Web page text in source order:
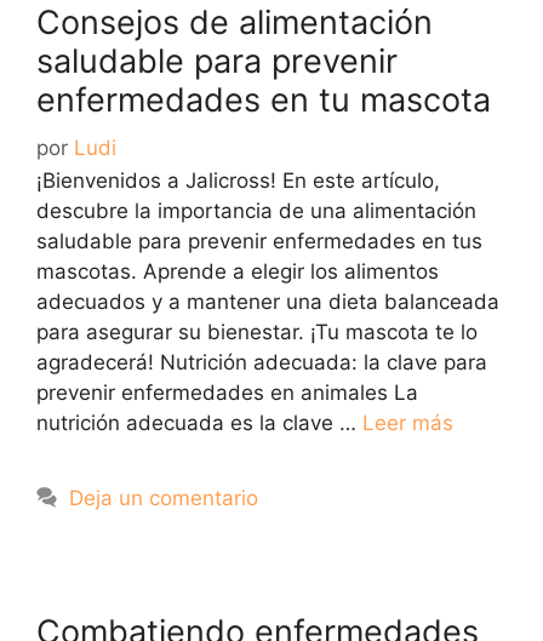
Consejos de alimentación
saludable para prevenir
enfermedades en tu mascota
por Ludi
¡Bienvenidos a Jalicross! En este artículo,
descubre la importancia de una alimentación
saludable para prevenir enfermedades en tus
mascotas. Aprende a elegir los alimentos
adecuados y a mantener una dieta balanceada
para asegurar su bienestar. ¡Tu mascota te lo
agradecerá! Nutrición adecuada: la clave para
prevenir enfermedades en animales La
nutrición adecuada es la clave … Leer más
Deja un comentario
Combatiendo enfermedades